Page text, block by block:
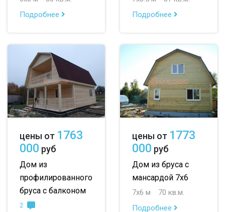
Подробнее
Подробнее
цены от 1763
000 руб
Дом из
профилированного
бруса с балконом
2
цены от 1773
000 руб
Дом из бруса с
мансардой 7х6
7х6 м
70 кв.м.
Подробнее